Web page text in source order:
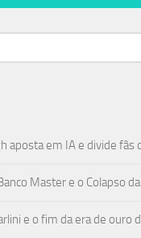
aposta em IA e divide fãs
Master e o Colapso
e o fim da era de ouro